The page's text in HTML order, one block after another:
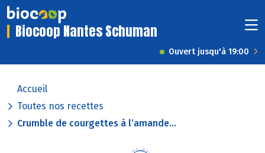
Biocoop Nantes Schuman
Ouvert jusqu'à 19:00
Accueil
Toutes nos recettes
Crumble de courgettes à l’amande...